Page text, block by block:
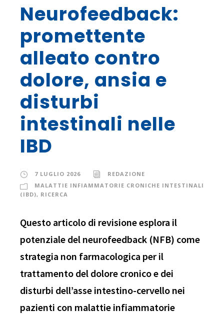
Neurofeedback:
promettente
alleato contro
dolore, ansia e
disturbi
intestinali nelle
IBD
7 LUGLIO 2026
REDAZIONE
MALATTIE INFIAMMATORIE CRONICHE INTESTINALI
(IBD), RICERCA
Questo articolo di revisione esplora il
potenziale del neurofeedback (NFB) come
strategia non farmacologica per il
trattamento del dolore cronico e dei
disturbi dell’asse intestino-cervello nei
pazienti con malattie infiammatorie